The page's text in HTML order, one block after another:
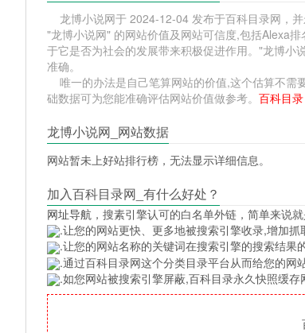
龙博小说网于 2024-12-04 发布于百科目录网，
"龙博小说网" 的网站价值及网站可信度,包括Alexa
于它是否为社会的发展带来积极促进作用。"龙博小
准确。
唯一的办法是自己笔算网站的价值,这个估算不需
础数据可为您能准确评估网站价值做参考。百科目
龙博小说网_网站数据
网站暂未上好站排行榜，无法显示详细信息。
加入百科目录网_有什么好处？
网址导航 ，搜素引擎认可的白名单外链，简单来说
.让您的网站更快、更多地被搜索引擎收录,增加抓
.让您的网站名称的关键词在搜索引擎的搜索结果
.通过百科目录网这个分类目录平台从而给您的网
.如您网站被搜索引擎屏蔽,百科目录永久快照缓